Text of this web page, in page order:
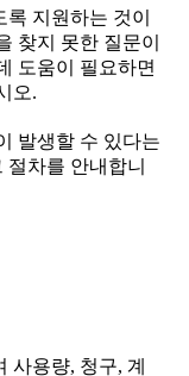
지원하는 것이
찾지 못한 질문이
도움이 필요하면
오.
발생할 수 있다는
차를 안내합니
사용량, 청구, 계